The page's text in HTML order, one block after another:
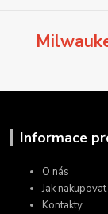
Informace
O nás
Jak nakupovat
Kontakty